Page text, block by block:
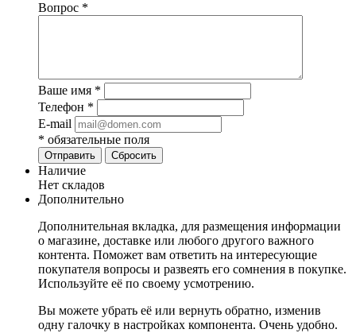
Вопрос *
Ваше имя *
Телефон *
E-mail
* обязательные поля
Сбросить
Наличие
Нет складов
Дополнительно
Дополнительная вкладка, для размещения информации
о магазине, доставке или любого другого важного
контента. Поможет вам ответить на интересующие
покупателя вопросы и развеять его сомнения в покупке.
Используйте её по своему усмотрению.
Вы можете убрать её или вернуть обратно, изменив
одну галочку в настройках компонента. Очень удобно.